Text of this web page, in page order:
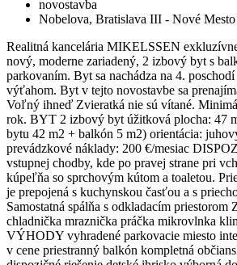
novostavba
Nobelova, Bratislava III - Nové Mesto
Realitná kancelária MIKELSSEN
nový, moderne zariadený, 2 izbový byt s
parkovaním. Byt sa nachádza na 4.
výťahom. Byt v tejto novostavbe sa
Voľný ihneď Zvieratká nie sú vítané.
rok. BYT 2 izbový byt úžitková plocha: 47
bytu 42 m2 + balkón 5 m2) orientácia:
prevádzkové náklady: 200 €/mesiac
vstupnej chodby, kde po pravej strane pri
kúpeľňa so sprchovým kútom a toaletou.
je prepojená s kuchynskou časťou a s
Samostatná spálňa s odkladacím
chladnička mraznička práčka mikrovlnka
VÝHODY vyhradené parkovacie miesto
v cene priestranný balkón kompletná